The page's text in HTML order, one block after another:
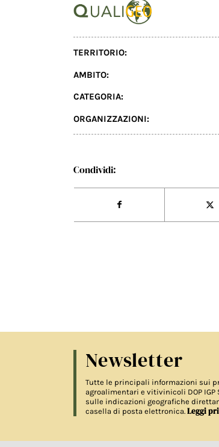
TERRITORIO:
AMBITO:
CATEGORIA:
ORGANIZZAZIONI:
Condividi:
Newsletter
Tutte le principali informazioni sui
agroalimentari e vitivinicoli DOP IGP
sulle indicazioni geografiche
casella di posta elettronica. Leggi